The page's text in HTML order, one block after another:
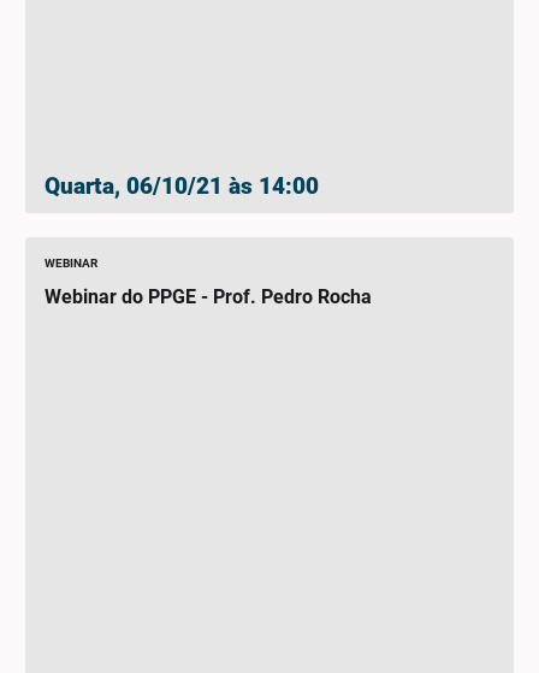
Quarta, 06/10/21 às 14:00
WEBINAR
Webinar do PPGE - Prof. Pedro Rocha